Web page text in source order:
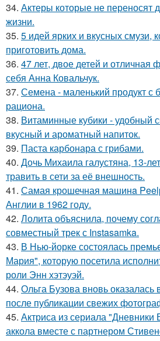
34. Актеры которые не переносят
жизни.
35. 5 идей ярких и вкусных смузи,
приготовить дома.
36. 47 лет, двое детей и отличная
себя Анна Ковальчук.
37. Семена - маленький продукт с
рациона.
38. Витаминные кубики - удобный
вкусный и ароматный напиток.
39. Паста карбонара с грибами.
40. Дочь Михаила галустяна, 13-
травить в сети за её внешность.
41. Самая крошечная машинa
Англии в 1962 году.
42. Лолита объяснила, почему
совместный трек с Instasamka.
43. В Нью-йорке состоялась
Мария", которую посетила
роли Энн хэтэуэй.
44. Ольга Бузова вновь оказалась
после публикации свежих
45. Актриса из сериала
аккола вместе с партнером